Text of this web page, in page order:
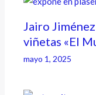
Jairo
viñetas «El
mayo 1, 2025